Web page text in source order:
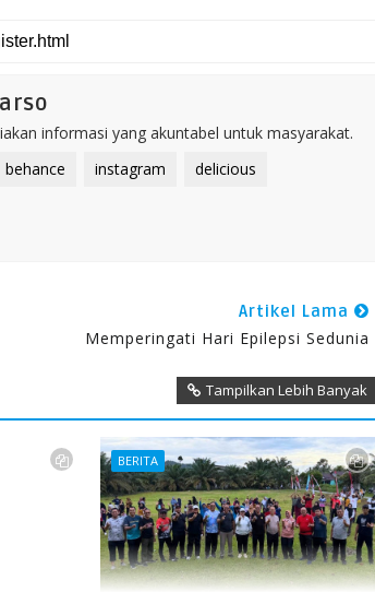
informasi yang akuntabel untuk masyarakat.
behance instagram delicious
Artikel Lama
Memperingati Hari Epilepsi Sedunia
Tampilkan Lebih Banyak
BERITA